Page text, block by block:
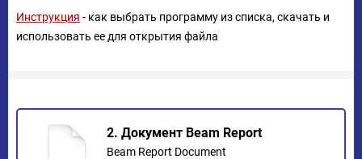
Инструкция - как выбрать программу из списка, скачать и
использовать ее для открытия файла
2. Документ Beam Report
Beam Report Document